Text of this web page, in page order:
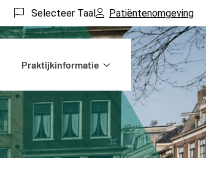
Selecteer Taal Patiëntenomgeving
Praktijkinformatie
Praktijkinformatie
submenu